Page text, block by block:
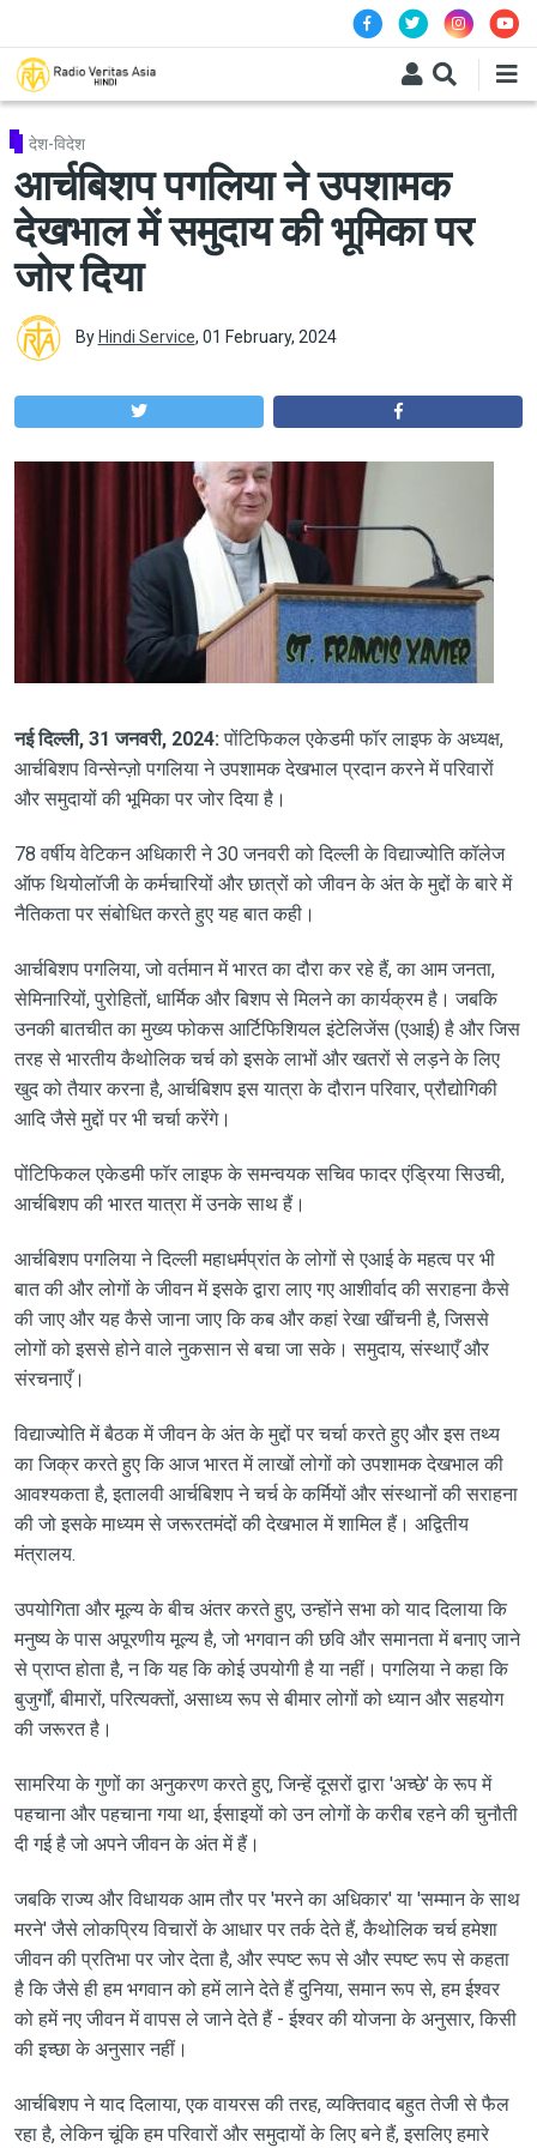
देश-विदेश
आर्चबिशप पगलिया ने उपशामक
देखभाल में समुदाय की भूमिका पर
जोर दिया
By Hindi Service, 01 February, 2024
नई दिल्ली, 31 जनवरी, 2024:पोंटिफिकल एकेडमी फॉर लाइफ के अध्यक्ष,
आर्चबिशप विन्सेन्ज़ो पगलिया ने उपशामक देखभाल प्रदान करने में परिवारों
और समुदायों की भूमिका पर जोर दिया है।
78 वर्षीय वेटिकन अधिकारी ने 30 जनवरी को दिल्ली के विद्याज्योति कॉलेज
ऑफ थियोलॉजी के कर्मचारियों और छात्रों को जीवन के अंत के मुद्दों के बारे में
नैतिकता पर संबोधित करते हुए यह बात कही।
आर्चबिशप पगलिया, जो वर्तमान में भारत का दौरा कर रहे हैं, का आम जनता,
सेमिनारियों, पुरोहितों, धार्मिक और बिशप से मिलने का कार्यक्रम है। जबकि
उनकी बातचीत का मुख्य फोकस आर्टिफिशियल इंटेलिजेंस (एआई) है और जिस
तरह से भारतीय कैथोलिक चर्च को इसके लाभों और खतरों से लड़ने के लिए
खुद को तैयार करना है, आर्चबिशप इस यात्रा के दौरान परिवार, प्रौद्योगिकी
आदि जैसे मुद्दों पर भी चर्चा करेंगे।
पोंटिफिकल एकेडमी फॉर लाइफ के समन्वयक सचिव फादर एंड्रिया सिउची,
आर्चबिशप की भारत यात्रा में उनके साथ हैं।
आर्चबिशप पगलिया ने दिल्ली महाधर्मप्रांत के लोगों से एआई के महत्व पर भी
बात की और लोगों के जीवन में इसके द्वारा लाए गए आशीर्वाद की सराहना कैसे
की जाए और यह कैसे जाना जाए कि कब और कहां रेखा खींचनी है, जिससे
लोगों को इससे होने वाले नुकसान से बचा जा सके। समुदाय, संस्थाएँ और
संरचनाएँ।
विद्याज्योति में बैठक में जीवन के अंत के मुद्दों पर चर्चा करते हुए और इस तथ्य
का जिक्र करते हुए कि आज भारत में लाखों लोगों को उपशामक देखभाल की
आवश्यकता है, इतालवी आर्चबिशप ने चर्च के कर्मियों और संस्थानों की सराहना
की जो इसके माध्यम से जरूरतमंदों की देखभाल में शामिल हैं। अद्वितीय
मंत्रालय.
उपयोगिता और मूल्य के बीच अंतर करते हुए, उन्होंने सभा को याद दिलाया कि
मनुष्य के पास अपूरणीय मूल्य है, जो भगवान की छवि और समानता में बनाए जाने
से प्राप्त होता है, न कि यह कि कोई उपयोगी है या नहीं। पगलिया ने कहा कि
बुजुर्गों, बीमारों, परित्यक्तों, असाध्य रूप से बीमार लोगों को ध्यान और सहयोग
की जरूरत है।
सामरिया के गुणों का अनुकरण करते हुए, जिन्हें दूसरों द्वारा 'अच्छे' के रूप में
पहचाना और पहचाना गया था, ईसाइयों को उन लोगों के करीब रहने की चुनौती
दी गई है जो अपने जीवन के अंत में हैं।
जबकि राज्य और विधायक आम तौर पर 'मरने का अधिकार' या 'सम्मान के साथ
मरने' जैसे लोकप्रिय विचारों के आधार पर तर्क देते हैं, कैथोलिक चर्च हमेशा
जीवन की प्रतिभा पर जोर देता है, और स्पष्ट रूप से और स्पष्ट रूप से कहता
है कि जैसे ही हम भगवान को हमें लाने देते हैं दुनिया, समान रूप से, हम ईश्वर
को हमें नए जीवन में वापस ले जाने देते हैं - ईश्वर की योजना के अनुसार, किसी
की इच्छा के अनुसार नहीं।
आर्चबिशप ने याद दिलाया, एक वायरस की तरह, व्यक्तिवाद बहुत तेजी से फैल
रहा है, लेकिन चूंकि हम परिवारों और समुदायों के लिए बने हैं, इसलिए हमारे